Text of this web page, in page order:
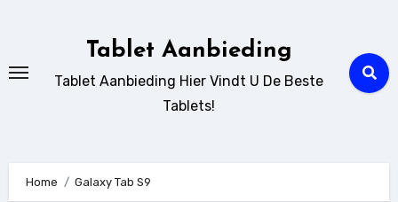
Tablet Aanbieding
Tablet Aanbieding Hier Vindt U De Beste
Tablets!
Home Galaxy Tab S9